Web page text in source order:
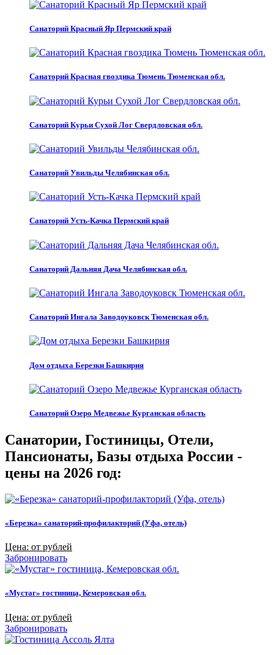
Санаторий Красный Яр Пермский край
Санаторий Красная гвоздика Тюмень Тюменская обл.
Санаторий Курьи Сухой Лог Свердловская обл.
Санаторий Увильды Челябинская обл.
Санаторий Усть-Качка Пермский край
Санаторий Дальняя Дача Челябинская обл.
Санаторий Ингала Заводоуковск Тюменская обл.
Дом отдыха Березки Башкирия
Санаторий Озеро Медвежье Курганская область
Санатории, Гостиницы, Отели,
Пансионаты, Базы отдыха России -
цены на 2026 год:
«Березка» санаторий-профилакторий (Уфа, отель)
Цена: от рублей
Забронировать
«Мустаг» гостиница, Кемеровская обл.
Цена: от рублей
Забронировать